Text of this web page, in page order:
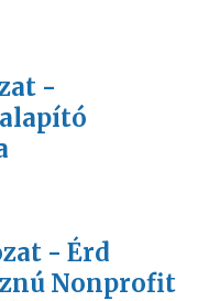
-
- Érd
Nonprofit